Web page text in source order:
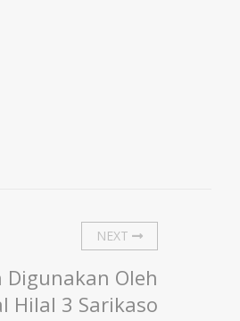
NEXT
Oleh
Hilal 3 Sarikaso